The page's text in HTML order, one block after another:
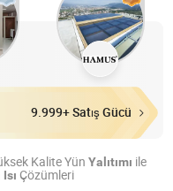
9.999+ Satış Gücü
Kalite Yün Yalıtımı ile
Isı Çözümleri
Ltd.